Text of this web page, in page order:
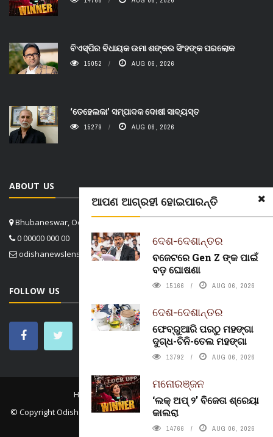
ଆପଣ ଆଗ୍ରହୀ ହୋଇପାରନ୍ତି
ଦେଶ-ଦେଶାନ୍ତର
ବଜେଟରେ Gen Z ଙ୍କ ପାଇଁ
ବଡ଼ ଘୋଷଣା
15166 AUG 06, 2026
ଦେଶ-ଦେଶାନ୍ତର
ଫେବ୍ରୁଆରି ପରଠୁ ମହଙ୍ଗା
ଦୁଗ୍ଧ-ଚିନି-ତେଲ ମହଙ୍ଗା
13792 AUG 06, 2026
ମନୋରଞ୍ଜନ
‘ଲକ୍ ଅପ୍ ୨’ ବିଜେତା ଶ୍ରେୟା
କାଲରା
14766 AUG 06, 2026
ବିଏସ୍‌ପିର ବିଧାୟକ ଉମା ଶଙ୍କର ସିଂହଙ୍କ ପରଲୋକ
15052 AUG 06, 2026
‘ତେହେଲକା’ ସମ୍ପାଦକ ଦୋଷୀ ସାବ୍ୟସ୍ତ
15279 AUG 06, 2026
ABOUT US
Bhubaneswar, Odisha, India
0 00000 000 00
odishanewslens@gmail.com
FOLLOW US
HOME CONTACT US ABOUT US
© CopyrightOdisha News Lens 4.1. All rights reserved. in association
Konect.In